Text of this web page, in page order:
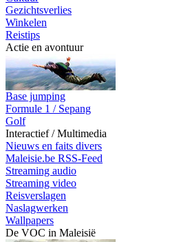
Gezichtsverlies
Winkelen
Reistips
Actie en avontuur
Base jumping
Formule 1 / Sepang
Golf
Interactief / Multimedia
Nieuws en faits divers
Maleisie.be RSS-Feed
Streaming audio
Streaming video
Reisverslagen
Naslagwerken
Wallpapers
De VOC in Maleisië